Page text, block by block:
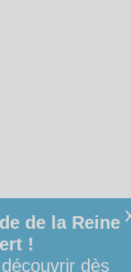
de la Reine
!
dès